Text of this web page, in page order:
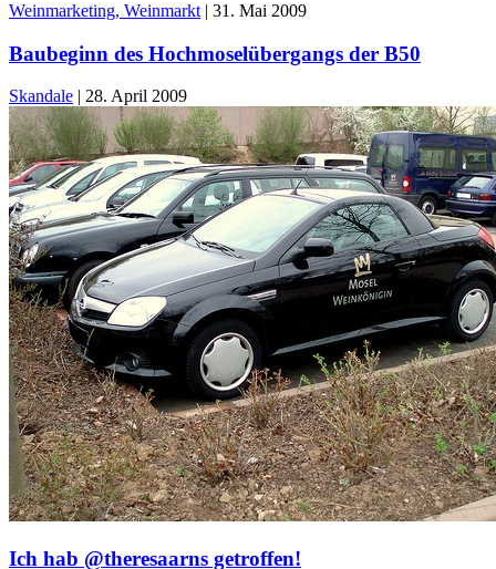
Weinmarketing, Weinmarkt | 31. Mai 2009
Baubeginn des Hochmoselübergangs der B50
Skandale | 28. April 2009
Ich hab @theresaarns getroffen!